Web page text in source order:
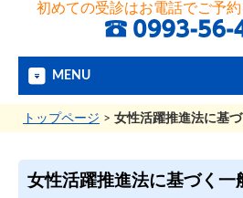
初めての受診はお電話でご予約
MENU
トップページ > 女性活躍推進法に基
女性活躍推進法に基づく一